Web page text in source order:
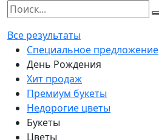
Все результаты
Специальное предложение
День Рождения
Хит продаж
Премиум букеты
Недорогие цветы
Букеты
Цветы